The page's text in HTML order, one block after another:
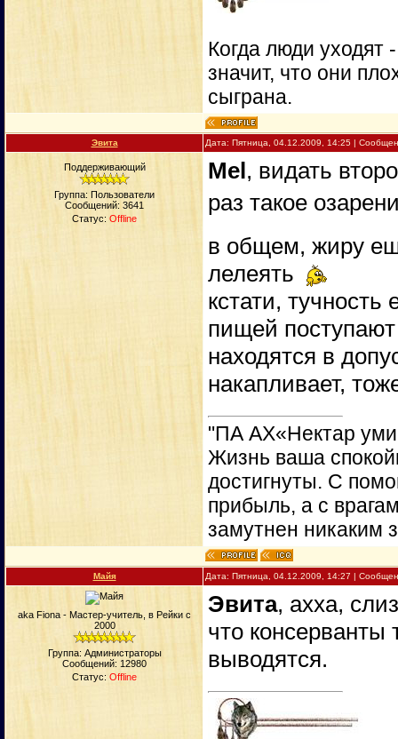
Когда люди уходят
значит, что они
сыграна.
Эвита Дата: Пятница, 04.12.2009, 14:25 |
Поддерживающий
Группа: Пользователи
Сообщений: 3641
Статус: Offline
Mel, видать
раз такое
в общем, жиру
лелеять
кстати,
пищей поступают
находятся в
накапливает,
"ПА АХ«Нектар
Жизнь ваша
достигнуты. С
прибыль, а с
замутнен никаким
Майя Дата: Пятница, 04.12.2009, 14:27 |
aka Fiona - Мастер-учитель, в Рейки с
2000
Группа: Администраторы
Сообщений: 12980
Статус: Offline
Эвита, ахха,
что консерванты
выводятся.